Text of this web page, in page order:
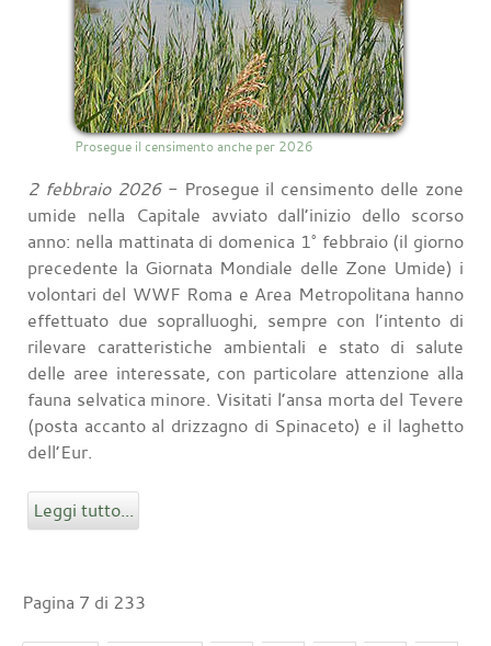
Prosegue il censimento anche per 2026
2 febbraio 2026- Prosegue il censimento delle zone
umide nella Capitale avviato dall’inizio dello scorso
anno: nella mattinata di domenica 1° febbraio (il giorno
precedente la Giornata Mondiale delle Zone Umide) i
volontari del WWF Roma e Area Metropolitana hanno
effettuato due sopralluoghi, sempre con l’intento di
rilevare caratteristiche ambientali e stato di salute
delle aree interessate, con particolare attenzione alla
fauna selvatica minore. Visitati l’ansa morta del Tevere
(posta accanto al drizzagno di Spinaceto) e il laghetto
dell’Eur.
Leggi tutto...
Pagina 7 di 233